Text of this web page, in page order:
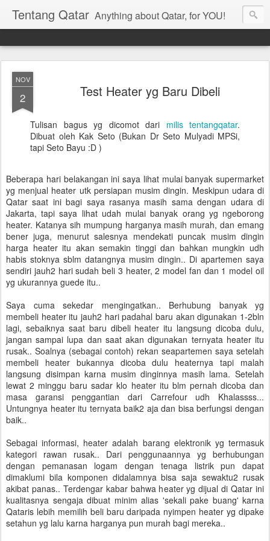
Tentang Qatar Anything about Qatar, for YOU!
NOV
2 Test Heater yg Baru Dibeli
Tulisan bagus yg dicomot dari milis tentangqatar.
Dibuat oleh Kak Seto (Bukan Dr Seto Mulyadi MPSi,
tapi Seto Bayu :D )
Beberapa hari belakangan ini saya lihat mulai banyak supermarket
yg menjual heater utk persiapan musim dingin. Meskipun udara di
Qatar saat ini bagi saya rasanya masih sama dengan udara di
Jakarta, tapi saya lihat udah mulai banyak orang yg ngeborong
heater. Katanya sih mumpung harganya masih murah, dan emang
bener juga, menurut salesnya mendekati puncak musim dingin
harga heater itu akan semakin tinggi dan bahkan mungkin udh
habis stoknya sblm datangnya musim dingin.. Di apartemen saya
sendiri jauh2 hari sudah beli 3 heater, 2 model fan dan 1 model oil
yg ukurannya guede itu..
Saya cuma sekedar mengingatkan.. Berhubung banyak yg
membeli heater itu jauh2 hari padahal baru akan digunakan 1-2bln
lagi, sebaiknya saat baru dibeli heater itu langsung dicoba dulu,
jangan sampai lupa dan saat akan digunakan ternyata heater itu
rusak.. Soalnya (sebagai contoh) rekan seapartemen saya setelah
membeli heater bukannya dicoba dulu heaternya tapi malah
langsung disimpan karna musim dinginnya masih lama. Setelah
lewat 2 minggu baru sadar klo heater itu blm pernah dicoba dan
masa garansi penggantian dari Carrefour udh Khalassss...
Untungnya heater itu ternyata baik2 aja dan bisa berfungsi dengan
baik..
Sebagai informasi, heater adalah barang elektronik yg termasuk
kategori rawan rusak.. Dari penggunaannya yg berhubungan
dengan pemanasan logam dengan tenaga listrik pun dapat
dimaklumi bila komponen didalamnya bisa saja sewaktu2 rusak
akibat panas.. Terdengar kabar bahwa heater yg dijual di Qatar ini
kualitasnya sengaja dibuat minim alias 'sekali pake buang' karna
Qataris lebih memilih beli baru daripada nyimpen heater yg dipake
setahun yg lalu karna harganya pun murah bagi mereka..